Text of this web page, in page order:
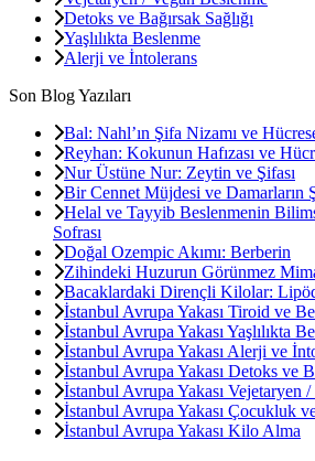
Detoks ve Bağırsak Sağlığı
Yaşlılıkta Beslenme
Alerji ve İntolerans
Son Blog Yazıları
Bal: Nahl’ın Şifa Nizamı ve
Reyhan: Kokunun Hafızası ve
Nur Üstüne Nur: Zeytin ve Şifası
Bir Cennet Müjdesi ve Damarların
Helal ve Tayyib Beslenmenin
Sofrası
Doğal Ozempic Akımı: Berberin
Zihindeki Huzurun Görünmez
Bacaklardaki Dirençli Kilolar:
İstanbul Avrupa Yakası Tiroid ve
İstanbul Avrupa Yakası Yaşlılıkta
İstanbul Avrupa Yakası Alerji ve
İstanbul Avrupa Yakası Detoks ve
İstanbul Avrupa Yakası Vejetaryen
İstanbul Avrupa Yakası Çocukluk
İstanbul Avrupa Yakası Kilo Alma